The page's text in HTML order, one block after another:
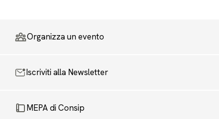
Organizza un evento
Iscriviti alla Newsletter
MEPA di Consip